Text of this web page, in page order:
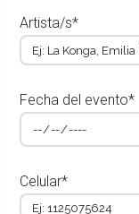
Artista/s*
Fecha del evento*
Celular*